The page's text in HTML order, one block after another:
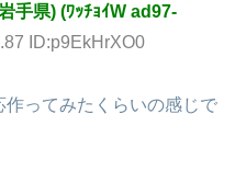
手県) (ﾜｯﾁｮｲW ad97-
ID:p9EkHrXO0
ってみたくらいの感じで